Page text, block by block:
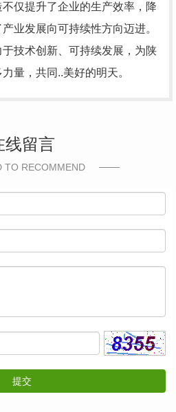
仅提升了企业的生产效率，降
业发展向可持续性方向迈进。
技术创新、可持续发展，为陕
量，共同..美好的明天。
线留言
TO RECOMMEND
提交